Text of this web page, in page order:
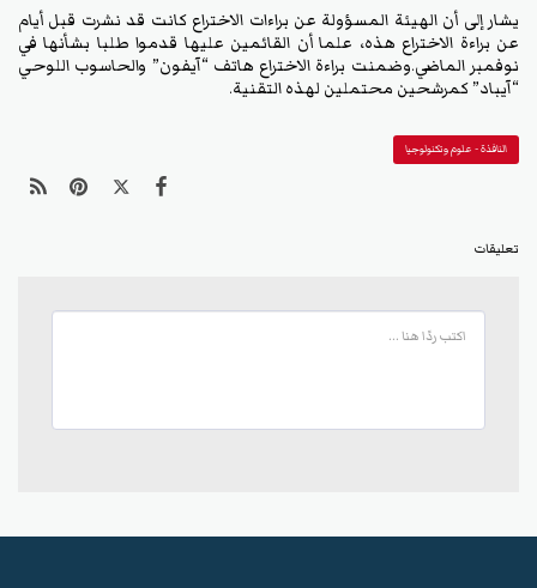
يشار إلى أن الهيئة المسؤولة عن براءات الاختراع كانت قد نشرت قبل أيام
عن براءة الاختراع هذه، علما أن القائمين عليها قدموا طلبا بشأنها في
نوفمبر الماضي.وضمنت براءة الاختراع هاتف “آيفون” والحاسوب اللوحي
“آيباد” كمرشحين محتملين لهذه التقنية.
النافذة - علوم وتكنولوجيا
تعليقات